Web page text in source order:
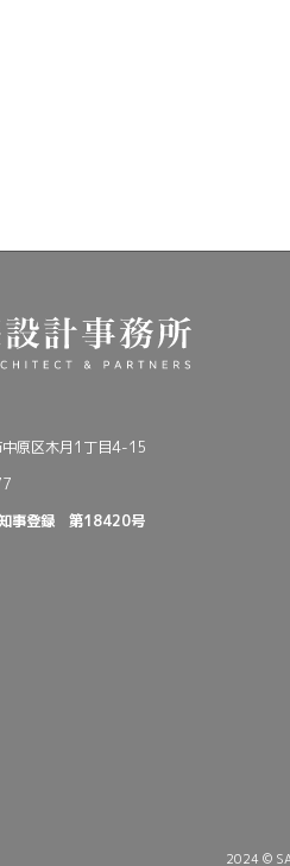
原区木月1丁目4-15
事登録 第18420号
2024 ©